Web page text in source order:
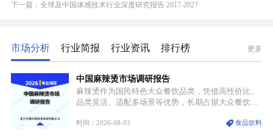
下一篇：全球及中国体感技术行业深度研究报告 2017-2027
市场分析 行业简报 行业资讯 排行榜 更多
中国麻辣烫市场调研报告
麻辣烫作为国民特色大众餐饮品类，凭借高性价比、
品类灵活、适配多场景等优势，长期占据大众餐饮重
型，叠加消费需求升级、线上流量变革、新零售业态
时间：2026-08-03 食品饮料